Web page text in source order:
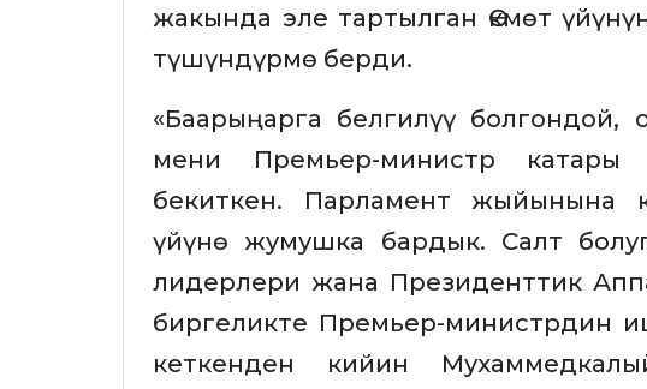
жакында эле тартылган Өкмөт
түшүндүрмө берди.
«Баарыңарга белгилүү
мени Премьер-министр катары
бекиткен. Парламент жыйынына
үйүнө жумушка бардык. Салт
лидерлери жана Президенттик
биргеликте Премьер-министрдин
кеткенден кийин